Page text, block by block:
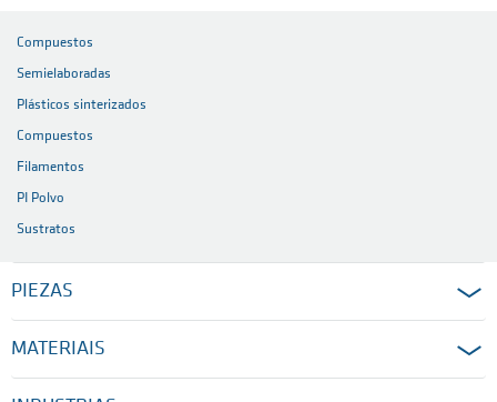
Compuestos
Semielaboradas
Plásticos sinterizados
Compuestos
Filamentos
PI Polvo
Sustratos
PIEZAS
MATERIAIS